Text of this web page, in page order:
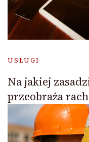
USŁUGI
Na jakiej
przeobraża